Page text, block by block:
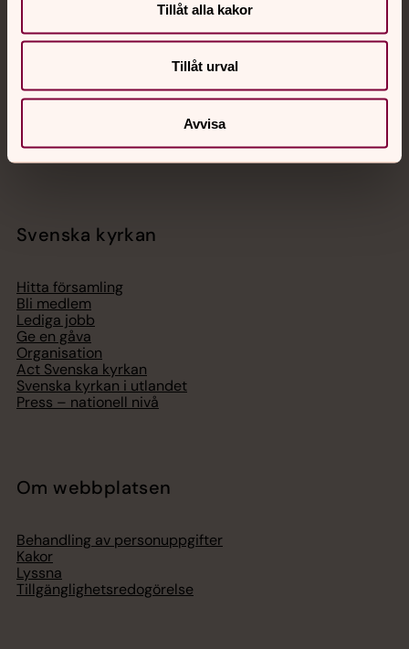
Tillåt alla kakor
Tillåt urval
Avvisa
med en präst på kvällar och nätter.
Chatt
Telefon 112
Svenska kyrkan
Hitta församling
Bli medlem
Lediga jobb
Ge en gåva
Organisation
Act Svenska kyrkan
Svenska kyrkan i utlandet
Press – nationell nivå
Om webbplatsen
Behandling av personuppgifter
Kakor
Lyssna
Tillgänglighetsredogörelse